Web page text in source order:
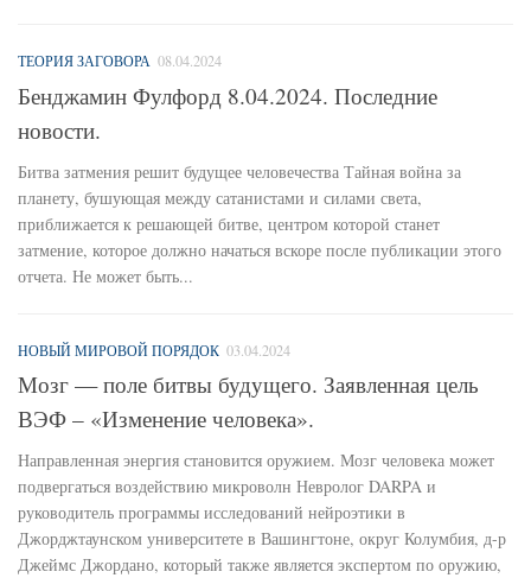
ТЕОРИЯ ЗАГОВОРА 08.04.2024
Бенджамин Фулфорд 8.04.2024. Последние
новости.
Битва затмения решит будущее человечества Тайная война за
планету, бушующая между сатанистами и силами света,
приближается к решающей битве, центром которой станет
затмение, которое должно начаться вскоре после публикации этого
отчета. Не может быть...
НОВЫЙ МИРОВОЙ ПОРЯДОК 03.04.2024
Мозг — поле битвы будущего. Заявленная цель
ВЭФ – «Изменение человека».
Направленная энергия становится оружием. Мозг человека может
подвергаться воздействию микроволн Невролог DARPA и
руководитель программы исследований нейроэтики в
Джорджтаунском университете в Вашингтоне, округ Колумбия, д-р
Джеймс Джордано, который также является экспертом по оружию,